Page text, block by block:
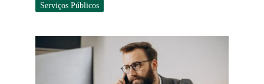
Serviços Públicos